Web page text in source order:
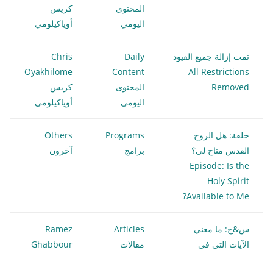
المحتوى
اليومي
كريس
أوياكيلومي
تمت إزالة جميع القيود
All Restrictions
Removed
Daily
Content
المحتوى
اليومي
Chris
Oyakhilome
كريس
أوياكيلومي
حلقة: هل الروح
القدس متاح لي؟
Episode: Is the
Holy Spirit
Available to Me?
Programs
برامج
Others
آخرون
س&ج: ما معني
الآيات التي فى
Articles
مقالات
Ramez
Ghabbour